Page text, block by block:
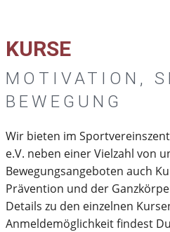
KURSE
MOTIVATION,
BEWEGUNG
Wir bieten im
e.V. neben einer Vielzahl von
Bewegungsangeboten auch
Prävention und der
Details zu den einzelnen
Anmeldemöglichkeit findest